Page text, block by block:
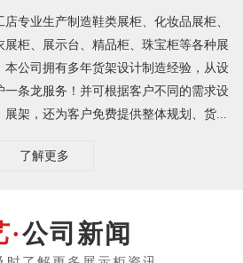
专业生产制造鞋类展柜、化妆品展柜、
柜、展示台、精品柜、珠宝柜等各种展
公司拥有多年货架设计制造经验，从设
条龙服务！并可根据客户不同的需求设
架，还为客户免费提供整体规划、货...
了解更多
公司新闻